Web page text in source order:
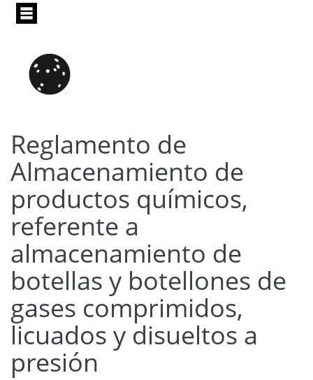
Pasar
principal
Reglamento de
Almacenamiento de
productos químicos,
referente a
almacenamiento de
botellas y botellones de
gases comprimidos,
licuados y disueltos a
presión